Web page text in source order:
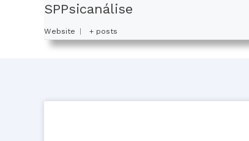
SPPsicanálise
Website + posts